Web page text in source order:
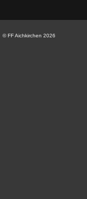
© FF Aichkirchen 2026